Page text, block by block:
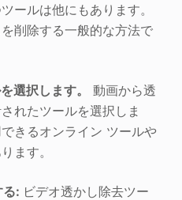
ールは他にもあります。
削除する一般的な方法で
選択します。
動画から透
れたツールを選択しま
きるオンライン ツールや
ます。
る: ビデオ透かし除去ツー